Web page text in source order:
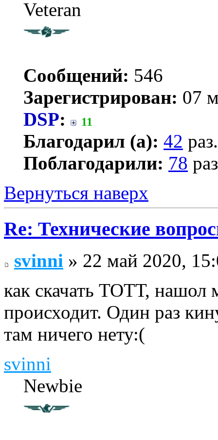
Veteran
Сообщений: 546
Зарегистрирован: 07
DSP: 11
Благодарил (а): 42 раз.
Поблагодарили: 78
Вернуться наверх
Re: Технические
svinni » 22 май 2020,
как скачать ТОТТ, нашол
происходит. Один раз
там ничего нету:(
svinni
Newbie